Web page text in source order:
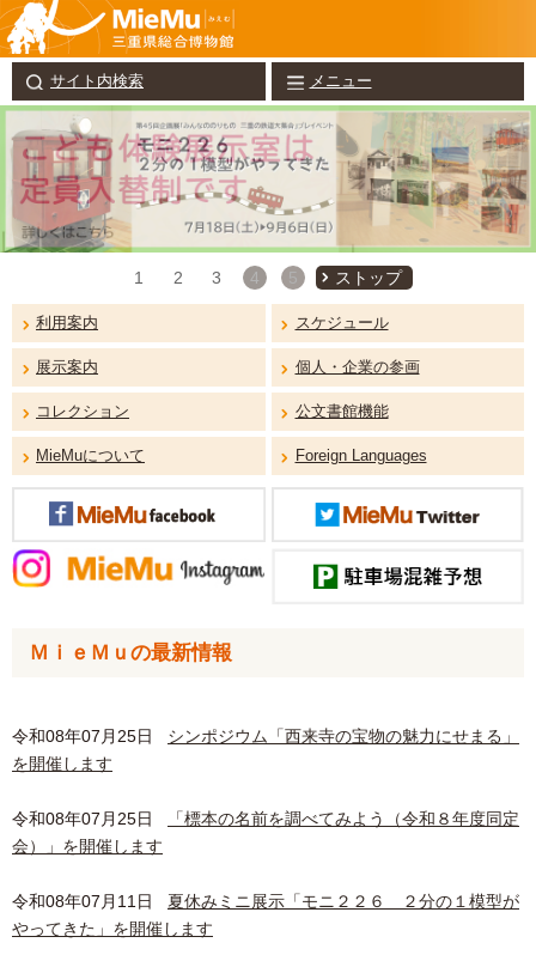
サイト内検索 メニュー
1 2 3 4 5 ストップ
利用案内 スケジュール
展示案内 個人・企業の参画
コレクション 公文書館機能
MieMuについて Foreign Languages
ＭｉｅＭｕの最新情報
令和08年07月25日 シンポジウム「西来寺の宝物の魅力にせまる」
を開催します
令和08年07月25日
「標本の名前を調べてみよう（令和８年度同定
会）」を開催します
令和08年07月11日 夏休みミニ展示「モニ２２６ ２分の１模型が
やってきた」を開催します